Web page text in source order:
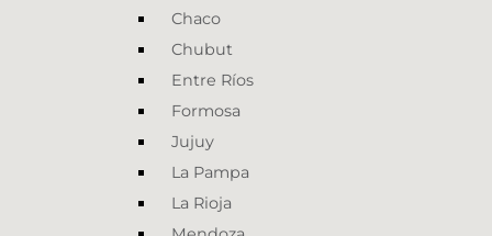
Chaco
Chubut
Entre Ríos
Formosa
Jujuy
La Pampa
La Rioja